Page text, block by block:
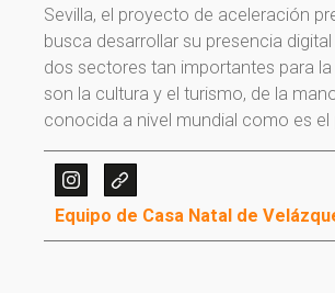
¡Gracias por
nuestra
Sevilla, el proyecto de aceleración
busca desarrollar su presencia
dos sectores tan importantes para
son la cultura y el turismo, de la
conocida a nivel mundial como es el
Equipo de Casa Natal de